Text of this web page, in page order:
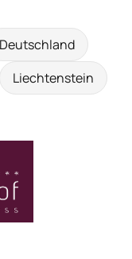
Deutschland
Liechtenstein